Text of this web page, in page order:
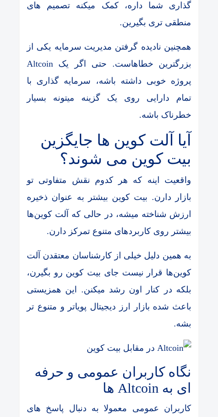
گذاری شما داره، کمک میکنه تصمیم های
منطقی تری بگیرین.
همچنین نادیده گرفتن مدیریت سرمایه یکی از
بزرگترین خطاهاست. حتی اگر یک Altcoin
پروژه خوبی داشته باشه، سرمایه گذاری با
تمام دارایی روی یک گزینه میتونه بسیار
خطرناک باشه.
آیا آلت کوین ها جایگزین
بیت کوین می شوند؟
واقعیت اینه که هر کدوم نقش متفاوتی تو
بازار دارن. بیت کوین بیشتر به عنوان ذخیره
ارزش شناخته میشه، در حالی که آلت کوین‌ها
بیشتر روی کاربردهای متنوع تمرکز دارن.
به همین دلیل خیلی از کارشناسان معتقدن آلت
کوین‌ها قرار نیست جای بیت کوین رو بگیرن،
بلکه در کنار اون رشد میکنن. این همزیستی
باعث شده بازار ارز دیجیتال پویاتر و متنوع تر
بشه.
نگاه کاربران عمومی و حرفه
ای به Altcoin ها
کاربران عمومی معمولا به دنبال پاسخ های